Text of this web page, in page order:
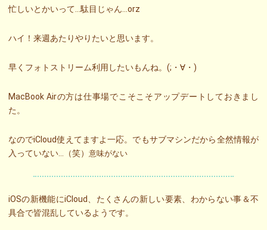
忙しいとかいって…駄目じゃん…orz
ハイ！来週あたりやりたいと思います。
早くフォトストリーム利用したいもんね。(;・∀・)
MacBook Airの方は仕事場でこそこそアップデートしておきまし
た。
なのでiCloud使えてますよ一応。でもサブマシンだから全然情報が
入っていない…（笑） 意味がない
iOSの新機能にiCloud、たくさんの新しい要素、わからない事＆不
具合で皆混乱しているようです。